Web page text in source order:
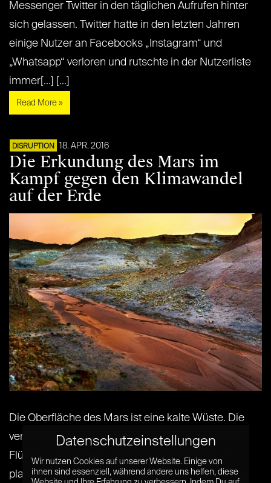
Messenger Twitter in den täglichen Aufrufen hinter
sich gelassen. Twitter hatte in den letzten Jahren
einige Nutzer an Facebooks „Instagram“ und
„Whatsapp“ verloren und rutschte in der Nutzerliste
immer[...] [...]
Read More »
DISRUPTION 18. APR. 2016
Die Erkundung des Mars im
Kampf gegen den Klimawandel
auf der Erde
Die Oberfläche des Mars ist eine kalte Wüste. Die
vernarbte Landschaft lässt ehemals rauschende
Flüsse, ruhige Seen und möglicherweise sogar
planetenweite Meere erahnen. Jedoch beträgt die
Datenschutzeinstellungen
Wir nutzen Cookies auf unserer Website. Einige von
ihnen sind essenziell, während andere uns helfen, diese